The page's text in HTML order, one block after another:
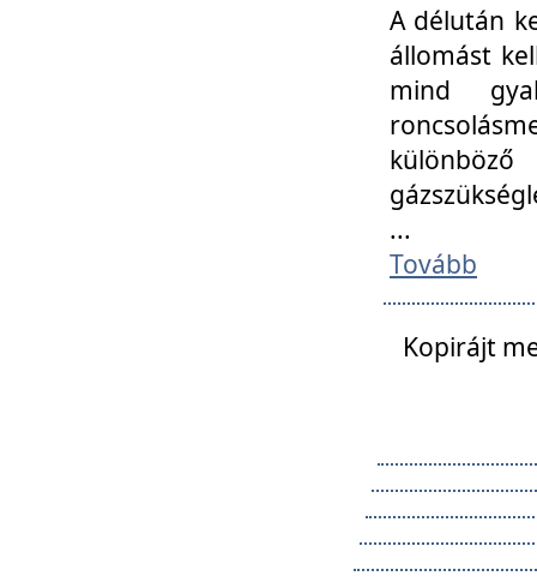
A délután
állomást
mind
...
Tovább
Kopirájt